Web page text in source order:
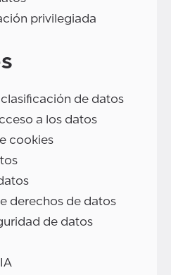
privilegiada
de datos
a los datos
cookies
derechos de datos
de datos